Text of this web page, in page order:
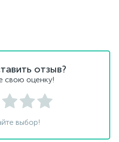
отзыв?
свою оценку!
выбор!